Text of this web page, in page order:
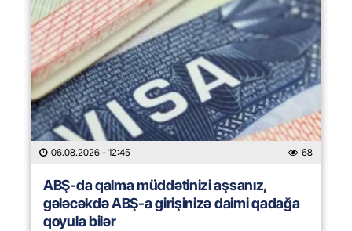
06.08.2026 - 12:45 68
ABŞ-da qalma müddətinizi aşsanız,
gələcəkdə ABŞ-a girişinizə daimi qadağa
qoyula bilər